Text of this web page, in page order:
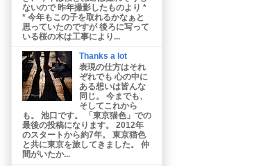
ないので 昨年撮影したものより *
* 今年もこの子を取れるかなぁと
思っていたのですが 後ろに写って
いる桜の木は工事により...
Thanks a lot
表現の仕方はそれ
ぞれでも 心の中に
ある想いは皆んな
同じ。 今までも、
そしてこれから
も。 池口です。 「東京猫色」での
最後の投稿になります。 2012年
のスタートから約7年。 東京猫色
と共に東京を旅してきました。 仲
間がいたか...